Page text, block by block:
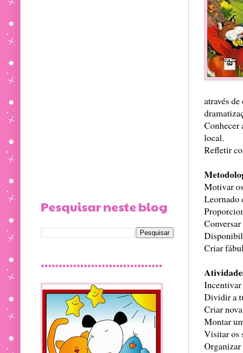
através
Conhecer
local.
Refletir
Motivar
Leornado
Criar
Incentivar
Dividir a
Criar
Montar
Visitar os
Pesquisar neste blog
..................................